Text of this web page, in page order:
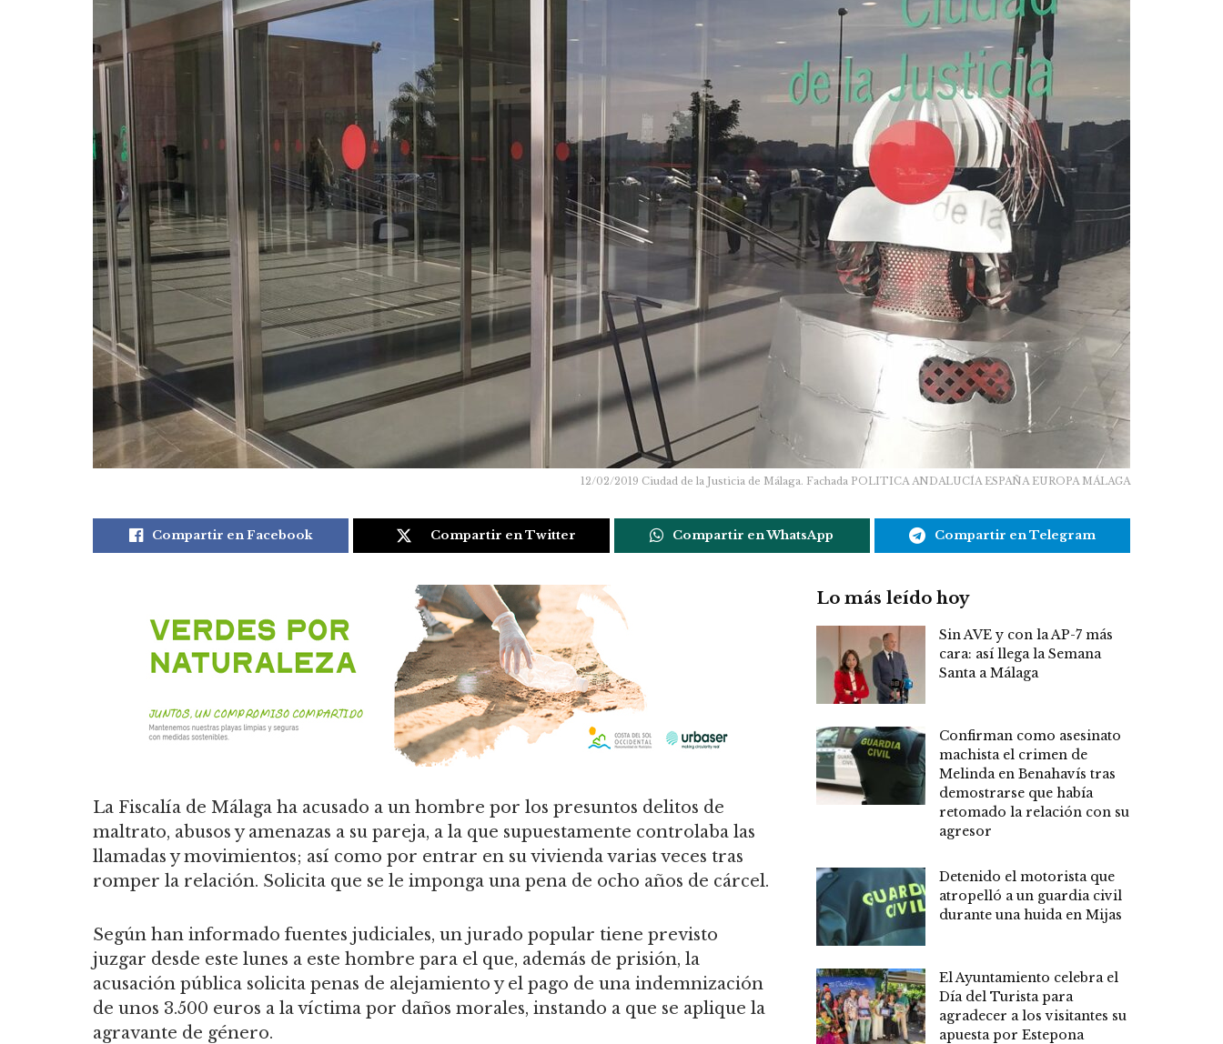
12/02/2019 Ciudad de la Justicia de Málaga. Fachada POLITICA ANDALUCÍA ESPAÑA EUROPA MÁLAGA
Compartir en Facebook Compartir en Twitter Compartir en WhatsApp Compartir en Telegram
La Fiscalía de Málaga ha acusado a un hombre por los presuntos delitos de
maltrato, abusos y amenazas a su pareja, a la que supuestamente controlaba las
llamadas y movimientos; así como por entrar en su vivienda varias veces tras
romper la relación. Solicita que se le imponga una pena de ocho años de cárcel.
Según han informado fuentes judiciales, un jurado popular tiene previsto
juzgar desde este lunes a este hombre para el que, además de prisión, la
acusación pública solicita penas de alejamiento y el pago de una indemnización
de unos 3.500 euros a la víctima por daños morales, instando a que se aplique la
agravante de género.
Lo más leído hoy
Sin AVE y con la AP-7 más
cara: así llega la Semana
Santa a Málaga
Confirman como asesinato
machista el crimen de
Melinda en Benahavís tras
demostrarse que había
retomado la relación con su
agresor
Detenido el motorista que
atropelló a un guardia civil
durante una huida en Mijas
El Ayuntamiento celebra el
Día del Turista para
agradecer a los visitantes su
apuesta por Estepona